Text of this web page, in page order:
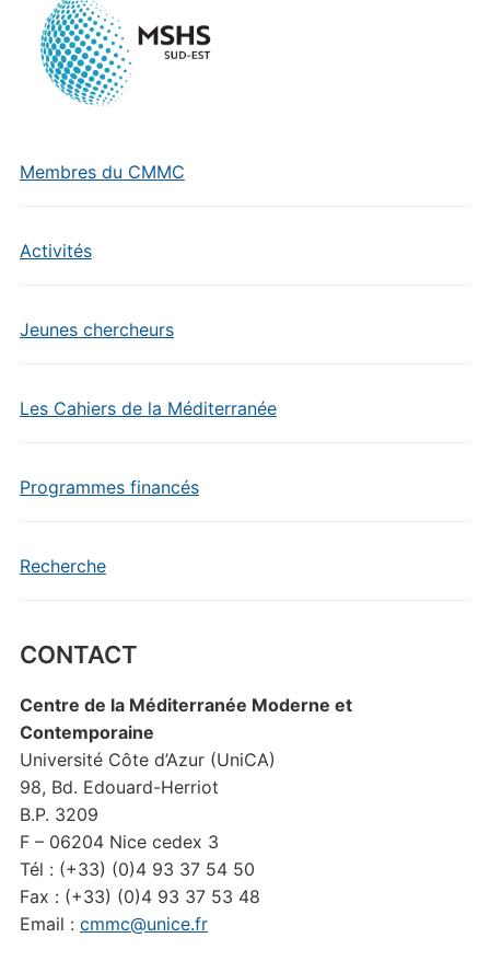
Membres du CMMC
Activités
Jeunes chercheurs
Les Cahiers de la Méditerranée
Programmes financés
Recherche
CONTACT
Centre de la Méditerranée Moderne et
Contemporaine
Université Côte d’Azur (UniCA)
98, Bd. Edouard-Herriot
B.P. 3209
F – 06204 Nice cedex 3
Tél : (+33) (0)4 93 37 54 50
Fax : (+33) (0)4 93 37 53 48
Email : cmmc@unice.fr